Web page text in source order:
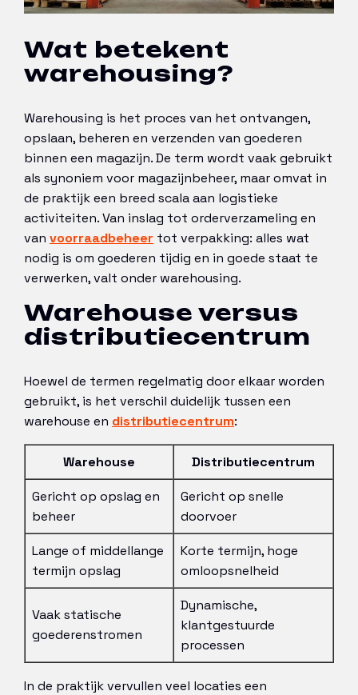
Wat betekent
warehousing?
Warehousing is het proces van het ontvangen,
opslaan, beheren en verzenden van goederen
binnen een magazijn. De term wordt vaak gebruikt
als synoniem voor magazijnbeheer, maar omvat in
de praktijk een breed scala aan logistieke
activiteiten. Van inslag tot orderverzameling en
van voorraadbeheer tot verpakking: alles wat
nodig is om goederen tijdig en in goede staat te
verwerken, valt onder warehousing.
Warehouse versus
distributiecentrum
Hoewel de termen regelmatig door elkaar worden
gebruikt, is het verschil duidelijk tussen een
warehouse en distributiecentrum:
Warehouse Distributiecentrum
Gericht op opslag en
beheer
Gericht op snelle
doorvoer
Lange of middellange
termijn opslag
Korte termijn, hoge
omloopsnelheid
Vaak statische
goederenstromen
Dynamische,
klantgestuurde
processen
In de praktijk vervullen veel locaties een